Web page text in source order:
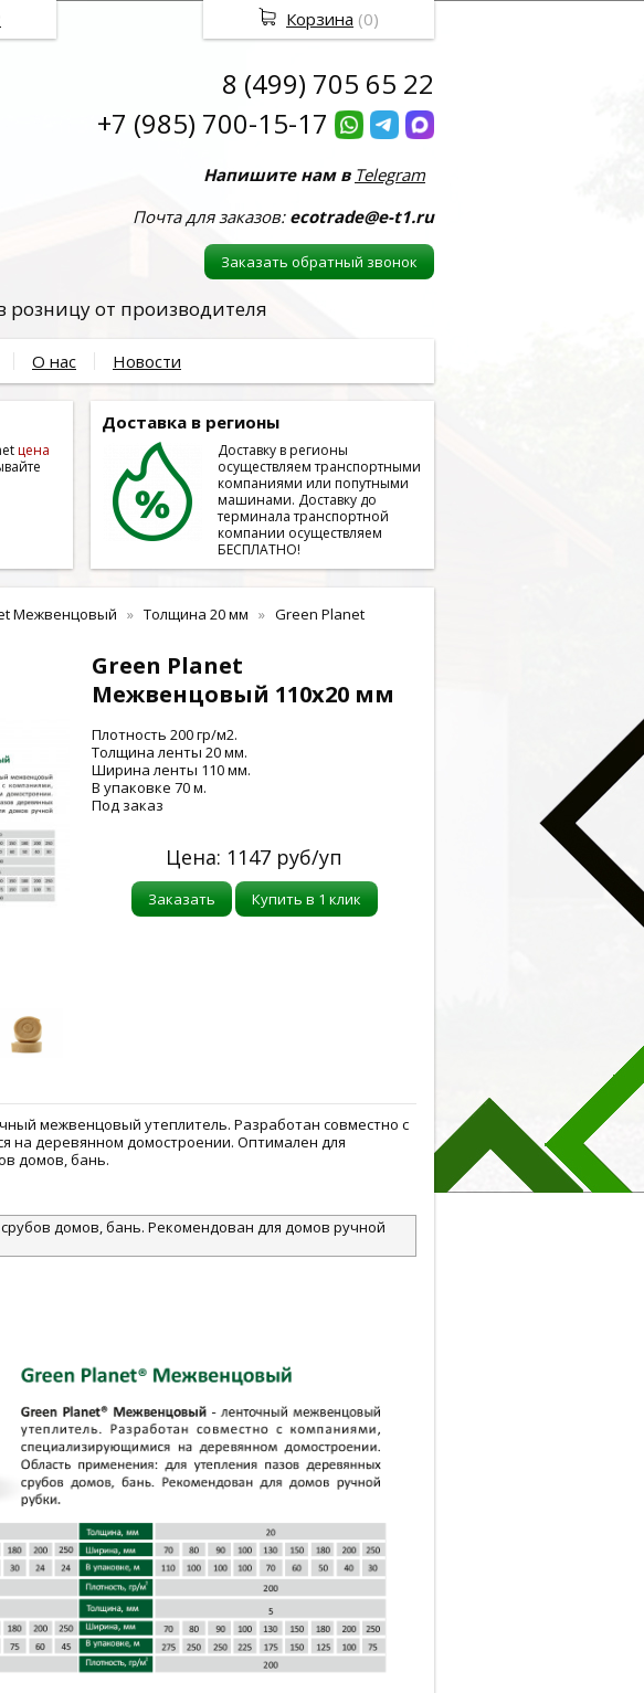
8 (499) 705 65 22
+7 (985) 700-15-17
Напишите нам в Telegram
Почта для заказов: ecotrade@e-t1.ru
Заказать обратный звонок
розницу от производителя
О нас Новости
цена
Доставка в регионы
Доставку в регионы
осуществляем транспортными
компаниями или попутными
машинами. Доставку до
терминала транспортной
компании осуществляем
БЕСПЛАТНО!
Межвенцовый Толщина 20 мм
Green Planet
Green Planet
Межвенцовый 110x20 мм
Плотность 200 гр/м2.
Толщина ленты 20 мм.
Ширина ленты 110 мм.
В упаковке 70 м.
Под заказ
Цена: 1147 руб/уп
Заказать Купить в 1 клик
межвенцовый утеплитель. Разработан совместно с
на деревянном домостроении. Оптимален для
домов, бань.
домов, бань. Рекомендован для домов ручной
Корзина (0)